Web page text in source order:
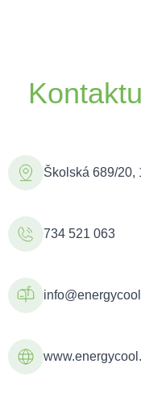
Školská 689/20,
734 521 063